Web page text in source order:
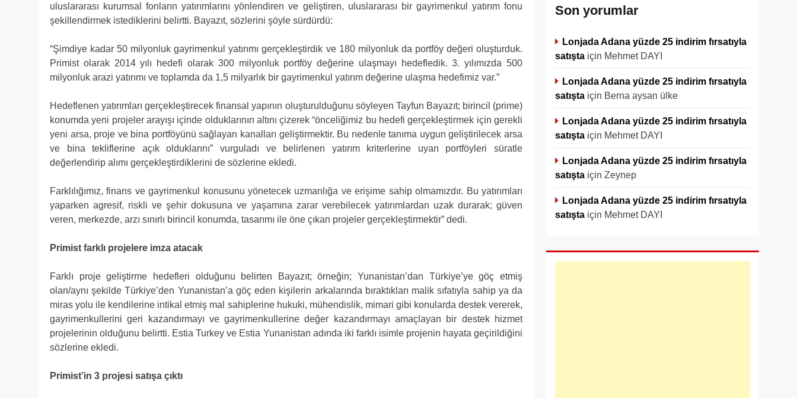
uluslararası kurumsal fonların yatırımlarını yönlendiren ve geliştiren, uluslararası bir gayrimenkul yatırım fonu
şekillendirmek istediklerini belirtti. Bayazıt, sözlerini şöyle sürdürdü:
“Şimdiye kadar 50 milyonluk gayrimenkul yatırımı gerçekleştirdik ve 180 milyonluk da portföy değeri oluşturduk.
Primist olarak 2014 yılı hedefi olarak 300 milyonluk portföy değerine ulaşmayı hedefledik. 3. yılımızda 500
milyonluk arazi yatırımı ve toplamda da 1,5 milyarlık bir gayrimenkul yatırım değerine ulaşma hedefimiz var.”
Hedeflenen yatırımları gerçekleştirecek finansal yapının oluşturulduğunu söyleyen Tayfun Bayazıt; birincil (prime)
konumda yeni projeler arayışı içinde olduklarının altını çizerek “önceliğimiz bu hedefi gerçekleştirmek için gerekli
yeni arsa, proje ve bina portföyünü sağlayan kanalları geliştirmektir. Bu nedenle tanıma uygun geliştirilecek arsa
ve bina tekliflerine açık olduklarını” vurguladı ve belirlenen yatırım kriterlerine uyan portföyleri süratle
değerlendirip alımı gerçekleştirdiklerini de sözlerine ekledi.
Farklılığımız, finans ve gayrimenkul konusunu yönetecek uzmanlığa ve erişime sahip olmamızdır. Bu yatırımları
yaparken agresif, riskli ve şehir dokusuna ve yaşamına zarar verebilecek yatırımlardan uzak durarak; güven
veren, merkezde, arzı sınırlı birincil konumda, tasarımı ile öne çıkan projeler gerçekleştirmektir” dedi.
Primist farklı projelere imza atacak
Farklı proje geliştirme hedefleri olduğunu belirten Bayazıt; örneğin; Yunanistan’dan Türkiye’ye göç etmiş
olan/aynı şekilde Türkiye’den Yunanistan’a göç eden kişilerin arkalarında bıraktıkları malik sıfatıyla sahip ya da
miras yolu ile kendilerine intikal etmiş mal sahiplerine hukuki, mühendislik, mimari gibi konularda destek vererek,
gayrimenkullerini geri kazandırmayı ve gayrimenkullerine değer kazandırmayı amaçlayan bir destek hizmet
projelerinin olduğunu belirtti. Estia Turkey ve Estia Yunanistan adında iki farklı isimle projenin hayata geçirildiğini
sözlerine ekledi.
Primist’in 3 projesi satışa çıktı
Son yorumlar
Lonjada Adana yüzde 25 indirim fırsatıyla
satışta için Mehmet DAYI
Lonjada Adana yüzde 25 indirim fırsatıyla
satışta için Berna aysan ülke
Lonjada Adana yüzde 25 indirim fırsatıyla
satışta için Mehmet DAYI
Lonjada Adana yüzde 25 indirim fırsatıyla
satışta için Zeynep
Lonjada Adana yüzde 25 indirim fırsatıyla
satışta için Mehmet DAYI